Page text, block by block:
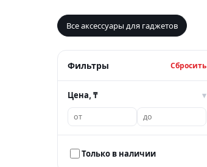
Все аксессуары для гаджетов
Фильтры Сбросить
Цена, ₸ ▾
Только в наличии